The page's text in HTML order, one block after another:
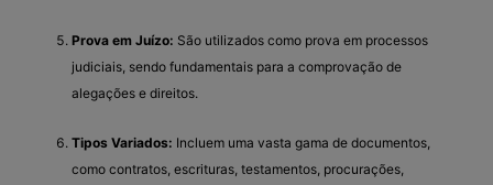
Prova em Juízo: São utilizados como prova em processos
judiciais, sendo fundamentais para a comprovação de
alegações e direitos.
Tipos Variados: Incluem uma vasta gama de documentos,
como contratos, escrituras, testamentos, procurações,